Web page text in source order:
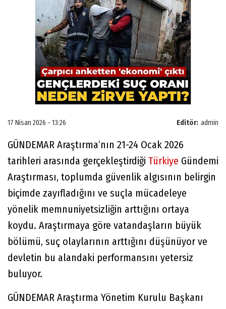
Editör: admin
17 Nisan 2026 - 13:26
GÜNDEMAR Araştırma’nın 21-24 Ocak 2026
tarihleri arasında gerçekleştirdiği Türkiye Gündemi
Araştırması, toplumda güvenlik algısının belirgin
biçimde zayıfladığını ve suçla mücadeleye
yönelik memnuniyetsizliğin arttığını ortaya
koydu. Araştırmaya göre vatandaşların büyük
bölümü, suç olaylarının arttığını düşünüyor ve
devletin bu alandaki performansını yetersiz
buluyor.
GÜNDEMAR Araştırma Yönetim Kurulu Başkanı